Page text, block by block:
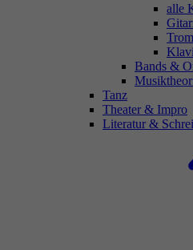
alle
Bands &
Tanz
Theater & Impro
Literatur &